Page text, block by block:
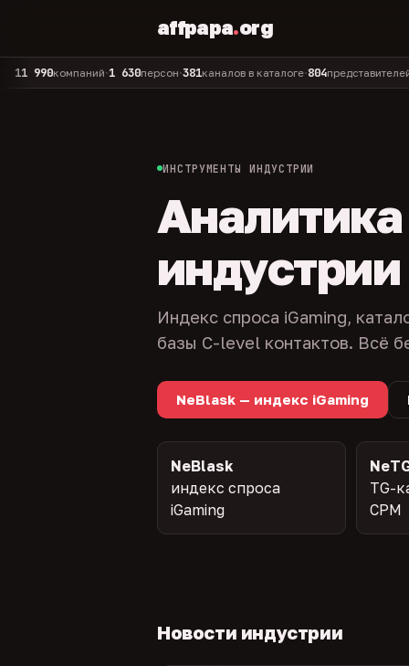
affpapa.org
компаний•1 630персон•381каналов в каталоге•804представителей•325
ИНСТРУМЕНТЫ ИНДУСТРИИ
индустрии
Индекс спроса iGaming,
базы C-level контактов. Всё
NeBlask — индекс iGaming
NeBlask
индекс спроса
iGaming
TG-
CPM
Новости индустрии